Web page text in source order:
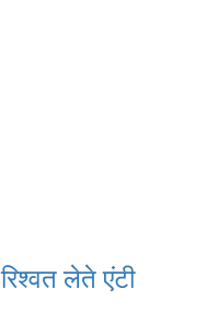
लेते एंटी